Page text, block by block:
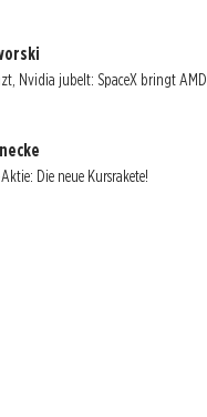
Nvidia jubelt: SpaceX bringt AMD
Die neue Kursrakete!